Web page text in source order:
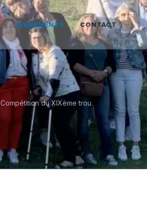
EVÈNEMENTS CONTACT
Compétition du XIXème trou